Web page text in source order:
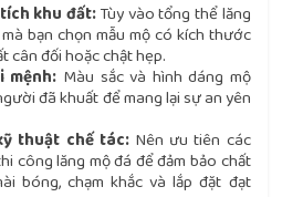
khu đất:Tùy vào tổng thể lăng
bạn chọn mẫu mộ có kích thước
cân đối hoặc chật hẹp.
mệnh: Màu sắc và hình dáng mộ
đã khuất để mang lại sự an yên
thuật chế tác:Nên ưu tiên các
cônglăng mộ đá để đảm bảo chất
bóng, chạm khắc và lắp đặt đạt